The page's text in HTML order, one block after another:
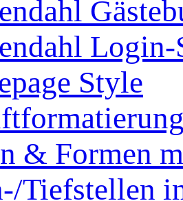
Login-
Style
& Formen
Tiefstellen